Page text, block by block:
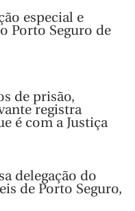
especial e
Porto Seguro de
de prisão,
registra
é com a Justiça
delegação do
de Porto Seguro,